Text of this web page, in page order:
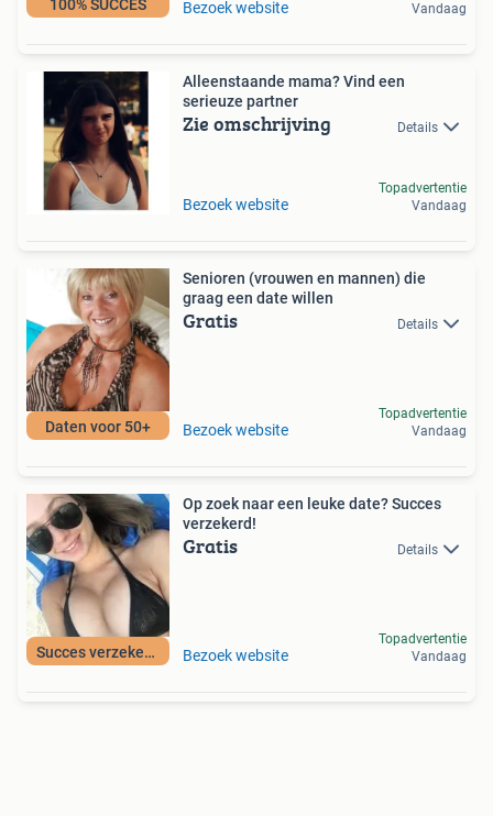
100% SUCCES Bezoek website
Vandaag
Alleenstaande mama? Vind een
serieuze partner
Zie omschrijving Details
Bezoek website
Topadvertentie
Vandaag
Daten voor 50+
Senioren (vrouwen en mannen) die
graag een date willen
Gratis Details
Bezoek website
Topadvertentie
Vandaag
Succes verzekerd!
Op zoek naar een leuke date? Succes
verzekerd!
Gratis Details
Bezoek website
Topadvertentie
Vandaag